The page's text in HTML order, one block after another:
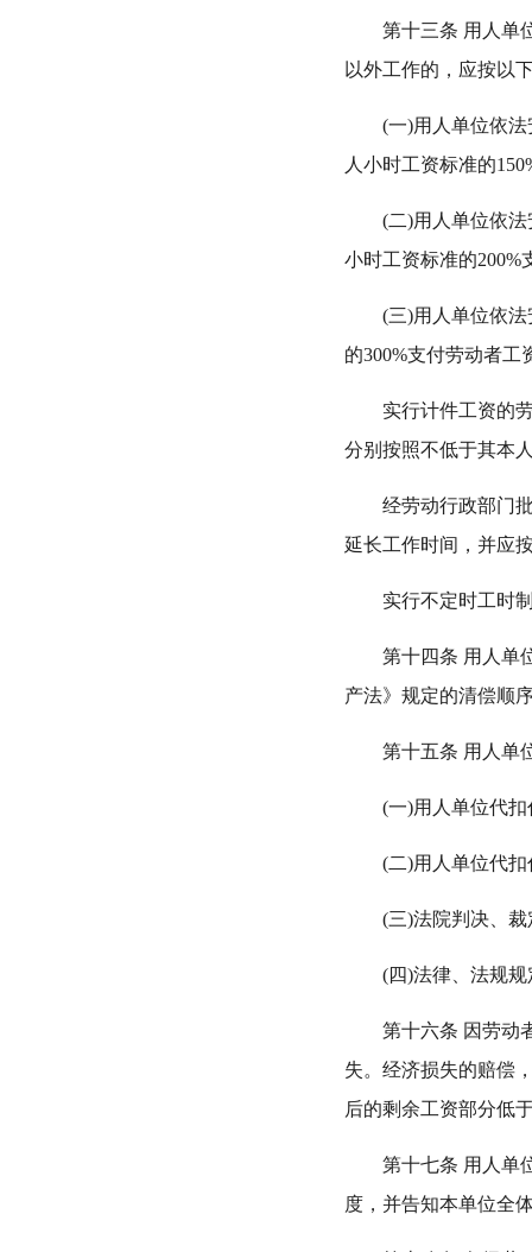
第十三条 用人单位
以外工作的，应按以
(一)用人单位依法安
人小时工资标准的
(二)用人单位依法安
小时工资标准的200%
(三)用人单位依法安
的300%支付劳动者工
实行计件工资的劳
分别按照不低于其本
经劳动行政部门批
延长工作时间，并应
实行不定时工时制
第十四条 用人单位
产法》规定的清偿顺
第十五条 用人单位
(一)用人单位代扣
(二)用人单位代扣
(三)法院判决、裁
(四)法律、法规规
第十六条 因劳动者
失。经济损失的赔偿
后的剩余工资部分低
第十七条 用人单位
度，并告知本单位全